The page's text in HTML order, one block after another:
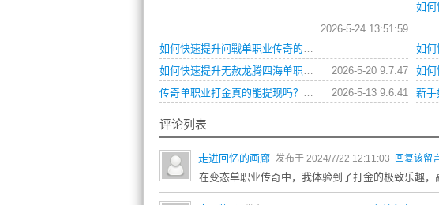
2026-5-24 13:51:59
如何快速提升问戰单职业传奇的战斗力？
2026-5-20 9:7:47
如何快速提升无赦龙腾四海单职业角色等级？
2026-5-13 9:6:41
传奇单职业打金真的能提现吗？这份攻略告诉你答案
评论列表
走进回忆的画廊 发布于 2024/7/22 12:11:03 回复该留
在变态单职业传奇中，我体验到了打金的极致乐趣